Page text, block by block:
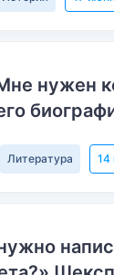
нужен
Литература 14